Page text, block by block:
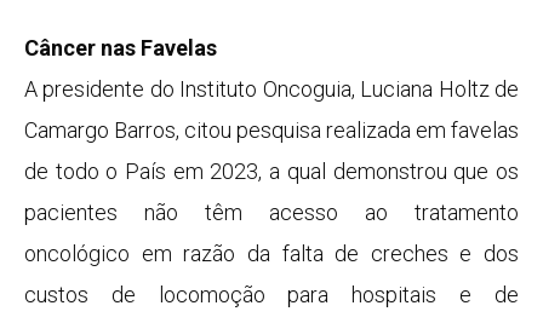
Câncer nas Favelas
A presidente do Instituto Oncoguia, Luciana Holtz de
Camargo Barros, citou pesquisa realizada em favelas
de todo o País em 2023, a qual demonstrou que os
pacientes não têm acesso ao tratamento
oncológico em razão da falta de creches e dos
custos de locomoção para hospitais e de